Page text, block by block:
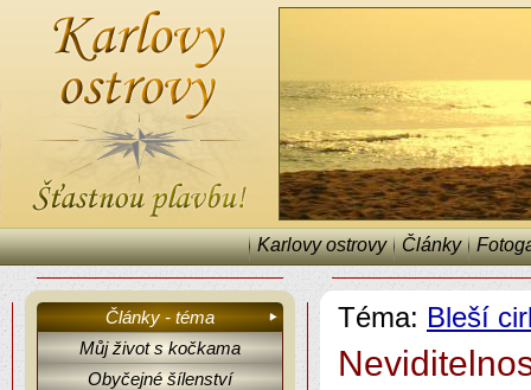
Karlovy ostrovy Články
Články - téma
Můj život s kočkama
Obyčejné šílenství
Téma: Bleší